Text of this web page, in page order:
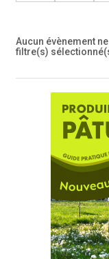
Aucun évènement
filtre(s)